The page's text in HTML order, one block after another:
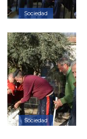
Sociedad
Sociedad